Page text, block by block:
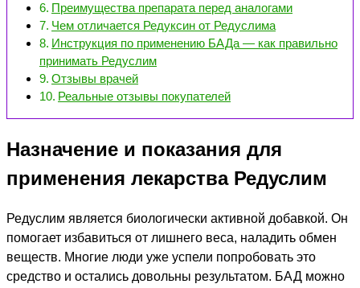
Преимущества препарата перед аналогами
Чем отличается Редуксин от Редуслима
Инструкция по применению БАДа — как правильно
принимать Редуслим
Отзывы врачей
Реальные отзывы покупателей
Назначение и показания для
применения лекарства Редуслим
Редуслим является биологически активной добавкой. Он
помогает избавиться от лишнего веса, наладить обмен
веществ. Многие люди уже успели попробовать это
средство и остались довольны результатом. БАД можно